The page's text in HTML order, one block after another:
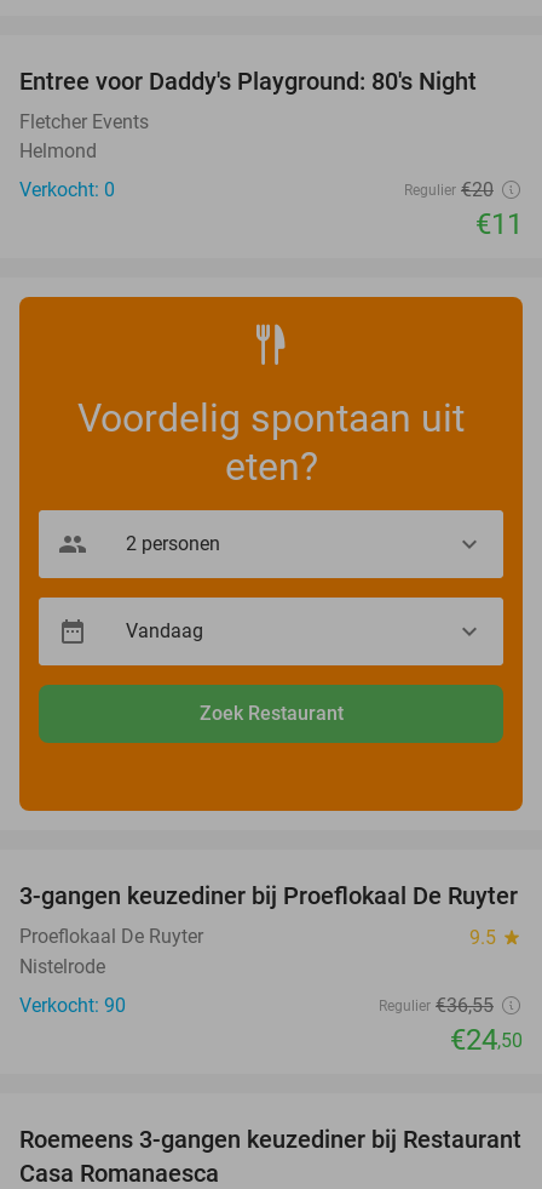
45%
TODAY
Entree voor Daddy's Playground: 80's Night
Fletcher Events
Helmond
Verkocht: 0
Regulier €20
€11
Voordelig spontaan uit
eten?
Zoek Restaurant
33%
3-gangen keuzediner bij Proeflokaal De Ruyter
Proeflokaal De Ruyter 9.5 star
Nistelrode
Verkocht: 90
Regulier €36,55
€24,50
48%
Roemeens 3-gangen keuzediner bij Restaurant
Casa Romanaesca